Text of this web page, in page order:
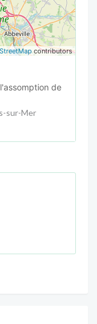
contributors
de
sur-Mer